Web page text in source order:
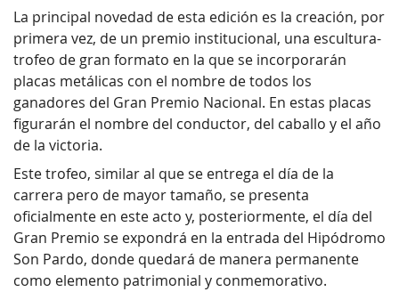
La principal novedad de esta edición es la creación, por
primera vez, de un premio institucional, una escultura-
trofeo de gran formato en la que se incorporarán
placas metálicas con el nombre de todos los
ganadores del Gran Premio Nacional. En estas placas
figurarán el nombre del conductor, del caballo y el año
de la victoria.
Este trofeo, similar al que se entrega el día de la
carrera pero de mayor tamaño, se presenta
oficialmente en este acto y, posteriormente, el día del
Gran Premio se expondrá en la entrada del Hipódromo
Son Pardo, donde quedará de manera permanente
como elemento patrimonial y conmemorativo.